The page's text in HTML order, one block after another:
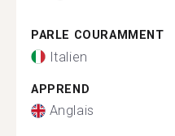
PARLE COURAMMENT
Italien
APPREND
Anglais